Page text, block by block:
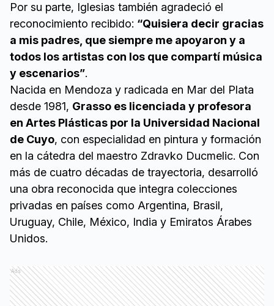
Por su parte, Iglesias también agradeció el
reconocimiento recibido: “Quisiera decir gracias
a mis padres, que siempre me apoyaron y a
todos los artistas con los que compartí música
y escenarios”.
Nacida en Mendoza y radicada en Mar del Plata
desde 1981, Grasso es licenciada y profesora
en Artes Plásticas por la Universidad Nacional
de Cuyo, con especialidad en pintura y formación
en la cátedra del maestro Zdravko Ducmelic. Con
más de cuatro décadas de trayectoria, desarrolló
una obra reconocida que integra colecciones
privadas en países como Argentina, Brasil,
Uruguay, Chile, México, India y Emiratos Árabes
Unidos.
Ads